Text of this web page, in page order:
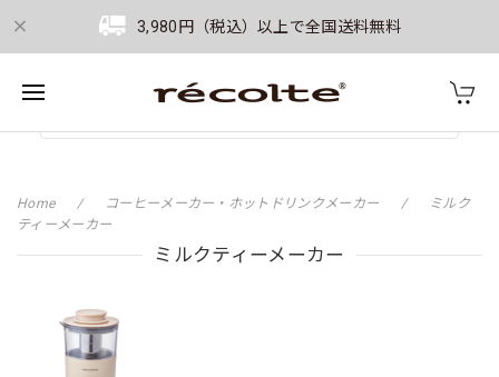
3,980円（税込）以上で全国送料無料
Home コーヒーメーカー・ホットドリンクメーカー
ミルク
ティーメーカー
ミルクティーメーカー